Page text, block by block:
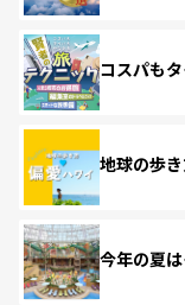
コスパも
地球の歩
今年の夏